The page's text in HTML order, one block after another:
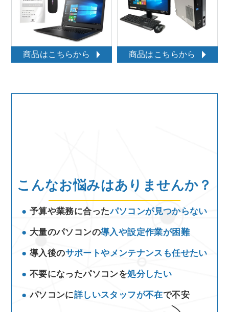
商品はこちらから 商品はこちらから
こんなお悩みはありませんか？
● 予算や業務に合ったパソコンが見つからない
● 大量のパソコンの導入や設定作業が困難
● 導入後のサポートやメンテナンスも任せたい
● 不要になったパソコンを処分したい
●パソコンに詳しいスタッフが不在で不安